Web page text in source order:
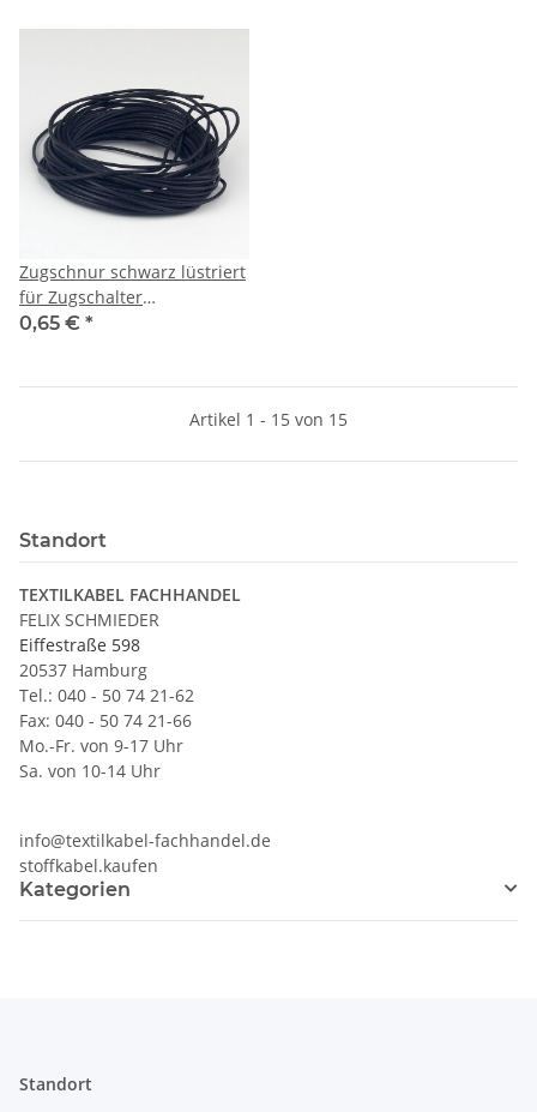
Zugschnur schwarz lüstriert
für Zugschalter
Lampenfassungen – Ø 1
0,65 € *
Artikel 1 - 15 von 15
Standort
TEXTILKABEL FACHHANDEL
FELIX SCHMIEDER
Eiffestraße 598
20537 Hamburg
Tel.: 040 - 50 74 21-62
Fax: 040 - 50 74 21-66
Mo.-Fr. von 9-17 Uhr
Sa. von 10-14 Uhr
info@textilkabel-fachhandel.de
stoffkabel.kaufen
Kategorien
Standort